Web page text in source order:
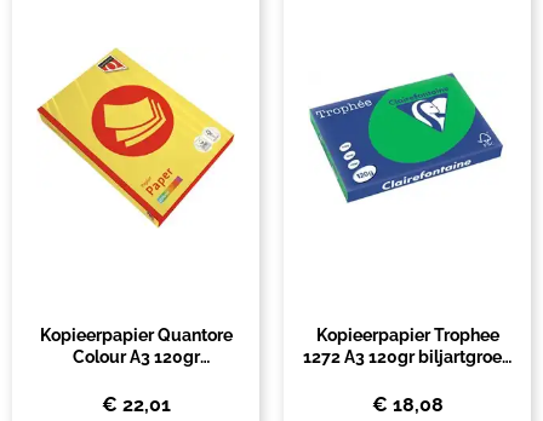
Kopieerpapier Quantore
Colour A3 120gr
€ 22,01
Kopieerpapier Trophee
1272 A3 120gr biljartgroen
€ 18,08